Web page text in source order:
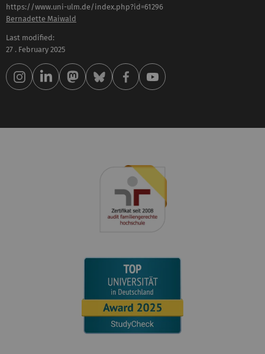
https://www.uni-ulm.de/index.php?id=61296
Bernadette Maiwald
Last modified:
27 . February 2025